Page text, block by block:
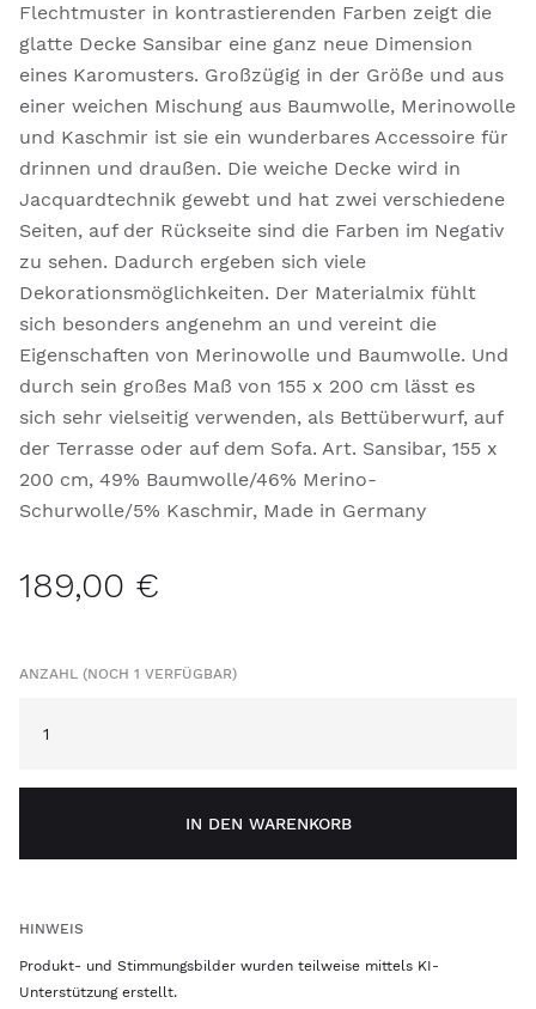
Flechtmuster in kontrastierenden Farben zeigt die
glatte Decke Sansibar eine ganz neue Dimension
eines Karomusters. Großzügig in der Größe und aus
einer weichen Mischung aus Baumwolle, Merinowolle
und Kaschmir ist sie ein wunderbares Accessoire für
drinnen und draußen. Die weiche Decke wird in
Jacquardtechnik gewebt und hat zwei verschiedene
Seiten, auf der Rückseite sind die Farben im Negativ
zu sehen. Dadurch ergeben sich viele
Dekorationsmöglichkeiten. Der Materialmix fühlt
sich besonders angenehm an und vereint die
Eigenschaften von Merinowolle und Baumwolle. Und
durch sein großes Maß von 155 x 200 cm lässt es
sich sehr vielseitig verwenden, als Bettüberwurf, auf
der Terrasse oder auf dem Sofa. Art. Sansibar, 155 x
200 cm, 49% Baumwolle/46% Merino-
Schurwolle/5% Kaschmir, Made in Germany
189,00 €
ANZAHL (NOCH 1 VERFÜGBAR)
IN DEN WARENKORB
HINWEIS
Produkt- und Stimmungsbilder wurden teilweise mittels KI-
Unterstützung erstellt.